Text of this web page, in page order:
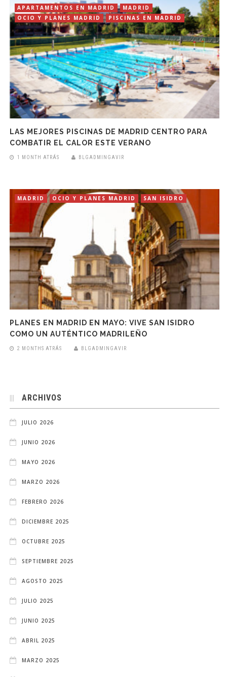
APARTAMENTOS EN MADRID
MADRID
OCIO Y PLANES MADRID
PISCINAS EN MADRID
LAS MEJORES PISCINAS DE MADRID CENTRO PARA
COMBATIR EL CALOR ESTE VERANO
1 MONTH ATRÁS BLGADMINGAVIR
MADRID OCIO Y PLANES MADRID SAN ISIDRO
PLANES EN MADRID EN MAYO: VIVE SAN ISIDRO
COMO UN AUTÉNTICO MADRILEÑO
2 MONTHS ATRÁS BLGADMINGAVIR
ARCHIVOS
JULIO 2026
JUNIO 2026
MAYO 2026
MARZO 2026
FEBRERO 2026
DICIEMBRE 2025
OCTUBRE 2025
SEPTIEMBRE 2025
AGOSTO 2025
JULIO 2025
JUNIO 2025
ABRIL 2025
MARZO 2025